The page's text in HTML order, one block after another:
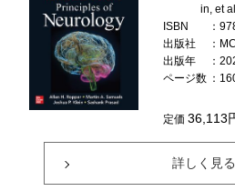
in, et
ISBN
：
出版社
：
出版年
：
ページ数 ：
定価36,113
詳しく見る